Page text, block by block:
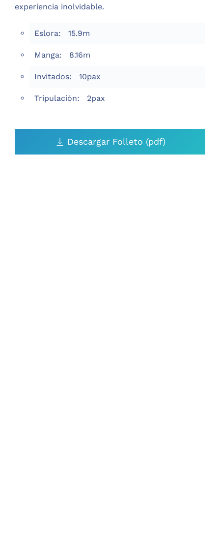
experiencia inolvidable.
Eslora: 15.9m
Manga: 8.16m
Invitados: 10pax
Tripulación: 2pax
Descargar Folleto (pdf)